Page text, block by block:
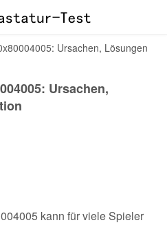
Ursachen, Lösungen
Ursachen,
kann für viele Spieler